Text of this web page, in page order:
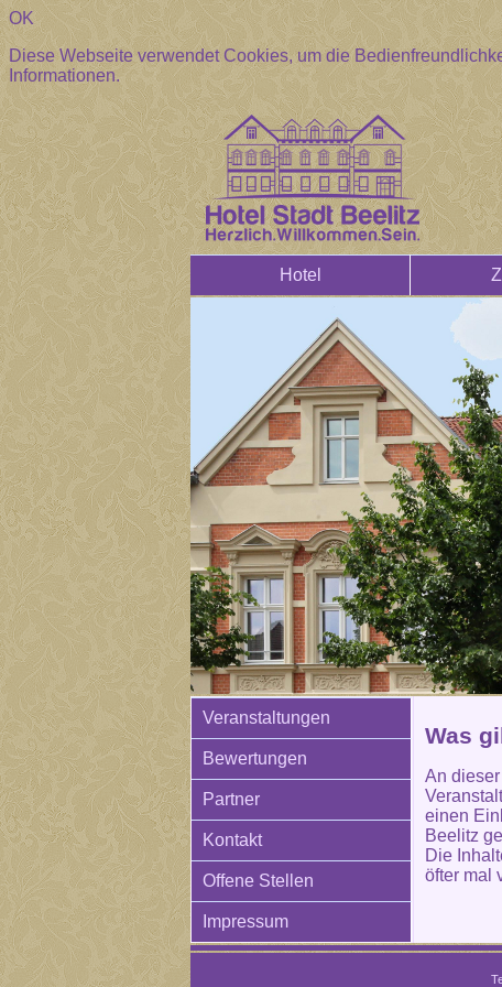
OK
Diese Webseite verwendet Cookies, um die
Informationen.
Hotel
Veranstaltungen
Bewertungen
Partner
Kontakt
Offene Stellen
Impressum
Was
An
einen
Beelitz
Die
öfter mal